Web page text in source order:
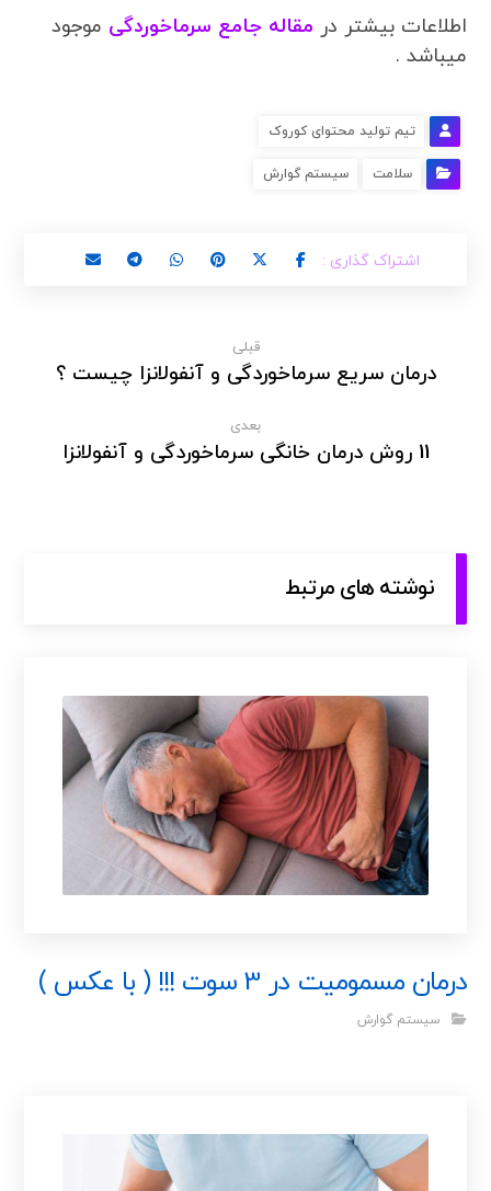
اطلاعات بیشتر در مقاله جامع سرماخوردگی موجود
میباشد .
تیم تولید محتوای کوروک
سلامت سیستم گوارش
قبلی
درمان سریع سرماخوردگی و آنفولانزا چیست ؟
بعدی
11 روش درمان خانگی سرماخوردگی و آنفولانزا
نوشته های مرتبط
درمان مسمومیت در 3 سوت !!! ( با عکس )
سیستم گوارش